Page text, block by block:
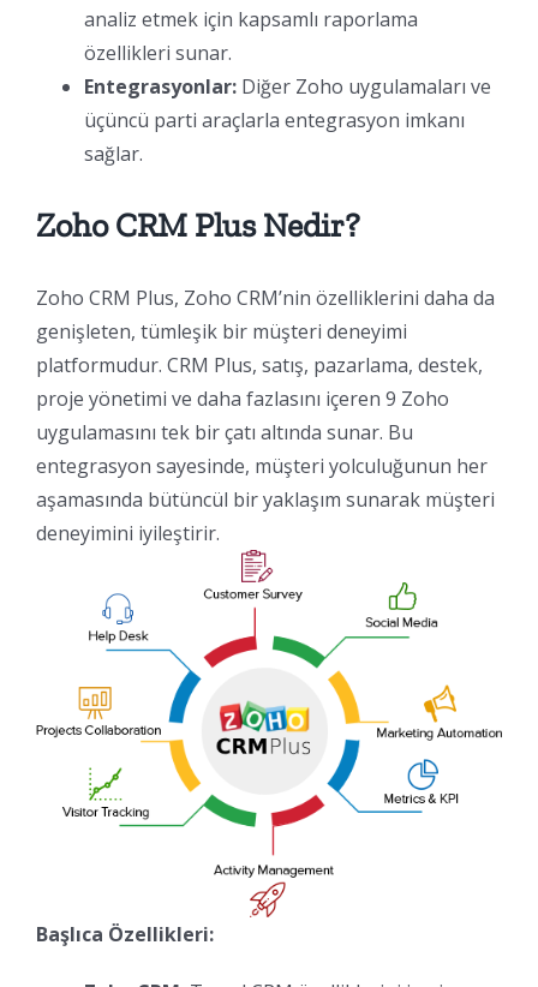
analiz etmek için kapsamlı raporlama
özellikleri sunar.
Entegrasyonlar: Diğer Zoho uygulamaları ve
üçüncü parti araçlarla entegrasyon imkanı
sağlar.
Zoho CRM Plus Nedir?
Zoho CRM Plus, Zoho CRM’nin özelliklerini daha da
genişleten, tümleşik bir müşteri deneyimi
platformudur. CRM Plus, satış, pazarlama, destek,
proje yönetimi ve daha fazlasını içeren 9 Zoho
uygulamasını tek bir çatı altında sunar. Bu
entegrasyon sayesinde, müşteri yolculuğunun her
aşamasında bütüncül bir yaklaşım sunarak müşteri
deneyimini iyileştirir.
Başlıca Özellikleri: